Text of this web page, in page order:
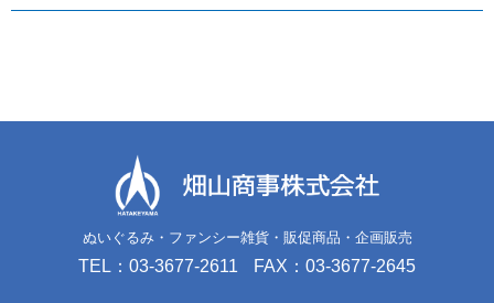
ぬいぐるみ・ファンシー雑貨・販促商品・企画販売
TEL：03-3677-2611 FAX：03-3677-2645